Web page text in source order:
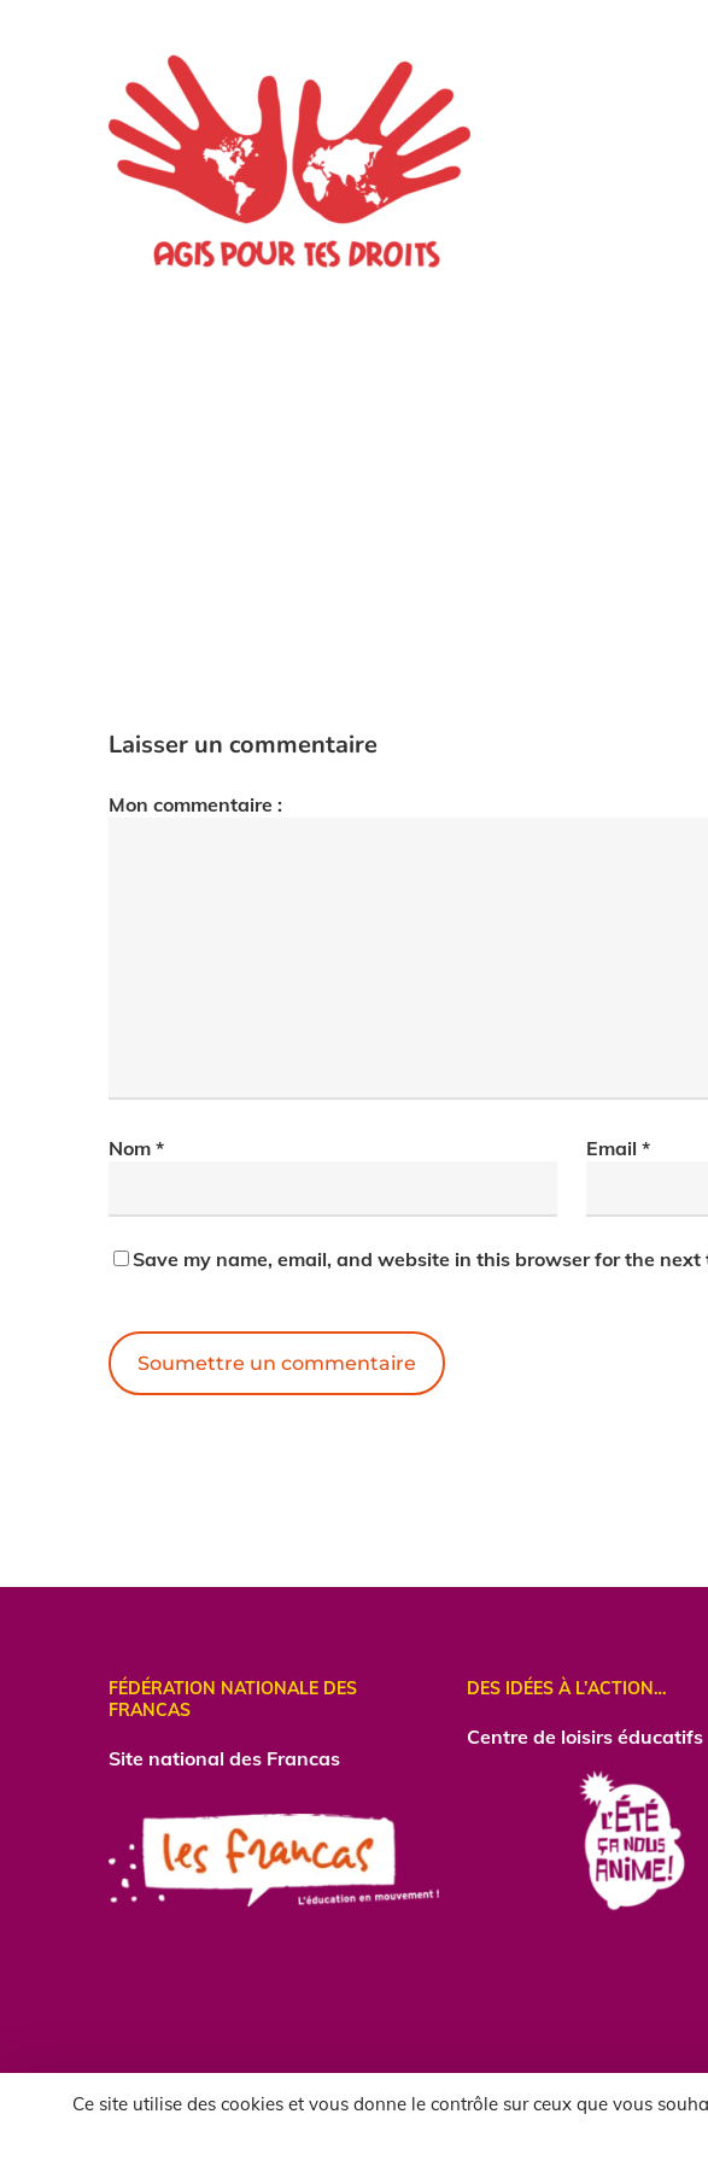
Ce site utilise des cookies et vous donne le contrôle sur ceux que vous
Laisser un commentaire
Mon commentaire :
Nom * Email *
Save my name, email, and website in this browser for the next
FÉDÉRATION NATIONALE DES
FRANCAS
Site national des Francas
DES IDÉES À L’ACTION…
Centrede loisirs éducatifs